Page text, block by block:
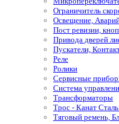
Ограничитель
Освещение,
Пост ревизии,
Привода дверей
Пускатели,
Реле
Ролики
Сервисные
Система
Трансформаторы
Трос - Канат
Тяговый ремень,